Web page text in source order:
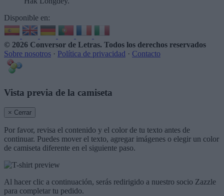
Disponible en:
© 2026 Conversor de Letras. Todos los derechos reservados
Sobre nosotros · Política de privacidad · Contacto
Vista previa de la camiseta
× Cerrar
Por favor, revisa el contenido y el color de tu texto antes de
continuar. Puedes mover el texto, agregar imágenes o elegir un color
de camiseta diferente en el siguiente paso.
Al hacer clic a continuación, serás redirigido a nuestro socio Zazzle
para completar tu pedido.